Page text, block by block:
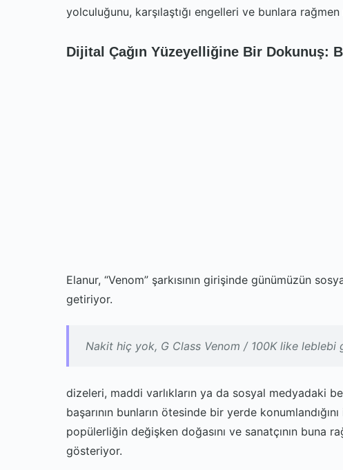
yolculuğunu, karşılaştığı engelleri ve bunlara
Dijital Çağın Yüzeyelliğine Bir Dokunuş:
Elanur, “Venom” şarkısının girişinde günümüzün
getiriyor.
Nakit hiç yok, G Class Venom / 100K like leblebi
dizeleri, maddi varlıkların ya da sosyal medyadaki
başarının bunların ötesinde bir yerde
popülerliğin değişken doğasını ve sanatçının buna
gösteriyor.